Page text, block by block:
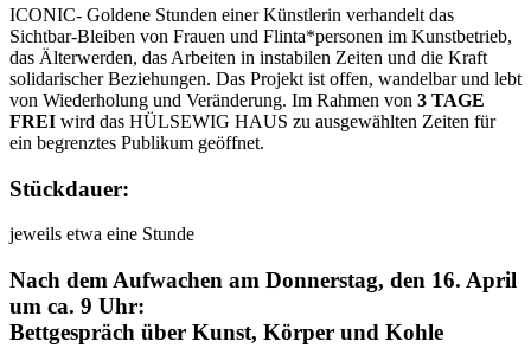
ICONIC- Goldene Stunden einer Künstlerin verhandelt das
Sichtbar-Bleiben von Frauen und Flinta*personen im Kunstbetrieb,
das Älterwerden, das Arbeiten in instabilen Zeiten und die Kraft
solidarischer Beziehungen. Das Projekt ist offen, wandelbar und lebt
von Wiederholung und Veränderung. Im Rahmen von 3 TAGE
FREI wird das HÜLSEWIG HAUS zu ausgewählten Zeiten für
ein begrenztes Publikum geöffnet.
Stückdauer:
jeweils etwa eine Stunde
Nach dem Aufwachen am Donnerstag, den 16. April
um ca. 9 Uhr:
Bettgespräch über Kunst, Körper und Kohle